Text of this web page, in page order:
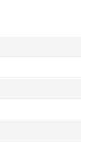
удобно.